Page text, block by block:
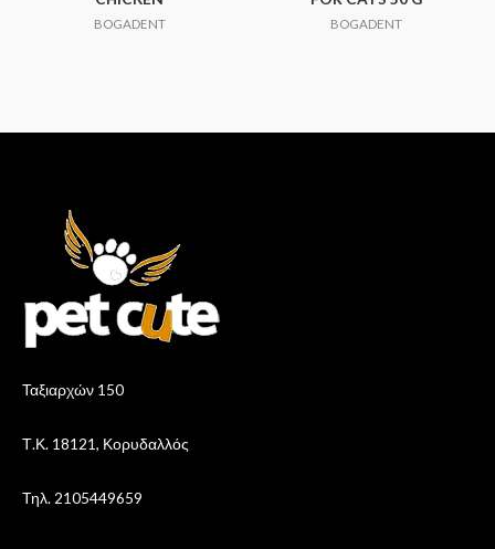
BOGADENT BOGADENT
Ταξιαρχών 150
Τ.Κ. 18121, Κορυδαλλός
Τηλ. 2105449659